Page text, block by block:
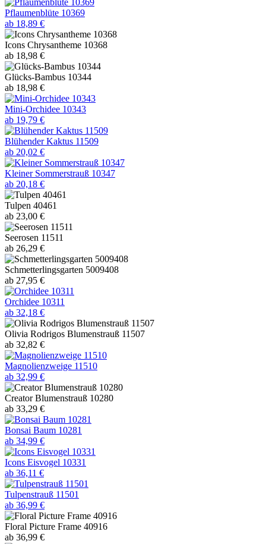
Pflaumenblüte 10369
ab 18,89 €
Icons Chrysantheme 10368
ab 18,98 €
Glücks-Bambus 10344
ab 18,98 €
Mini-Orchidee 10343
ab 19,79 €
Blühender Kaktus 11509
ab 20,02 €
Kleiner Sommerstrauß 10347
ab 20,18 €
Tulpen 40461
ab 23,00 €
Seerosen 11511
ab 26,29 €
Schmetterlingsgarten 5009408
ab 27,95 €
Orchidee 10311
ab 32,18 €
Olivia Rodrigos Blumenstrauß 11507
ab 32,82 €
Magnolienzweige 11510
ab 32,99 €
Creator Blumenstrauß 10280
ab 33,29 €
Bonsai Baum 10281
ab 34,99 €
Icons Eisvogel 10331
ab 36,11 €
Tulpenstrauß 11501
ab 36,99 €
Floral Picture Frame 40916
ab 36,99 €